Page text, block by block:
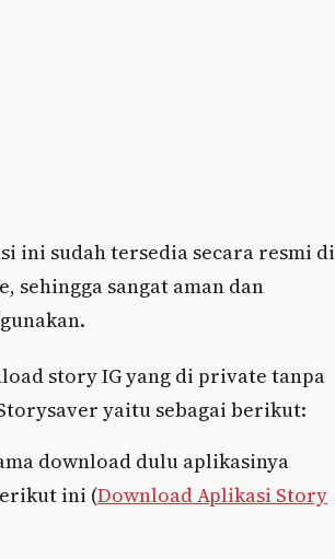
ini sudah tersedia secara resmi di
sehingga sangat aman dan
story IG yang di private tanpa
yaitu sebagai berikut:
download dulu aplikasinya
ini (Download Aplikasi Story